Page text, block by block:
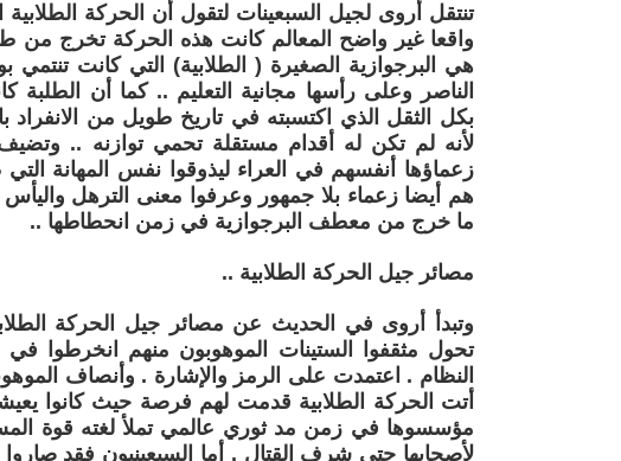
تنتقل أروى لجيل السبعينات لتقول أن الحركة الطلابية
واقعا غير واضح المعالم كانت هذه الحركة تخرج من
هي البرجوازية الصغيرة ( الطلابية) التي كانت تنتمي
الناصر وعلى رأسها مجانية التعليم .. كما أن الطلبة
بكل الثقل الذي اكتسبته في تاريخ طويل من الانفراد
لأنه لم تكن له أقدام مستقلة تحمي توازنه ..
زعماؤها أنفسهم في العراء ليذوقوا نفس المهانة
هم أيضا زعماء بلا جمهور وعرفوا معنى الترهل
ما خرج من معطف البرجوازية في زمن انحطاطها ..
مصائر جيل الحركة الطلابية ..
وتبدأ أروى في الحديث عن مصائر جيل الحركة
تحول مثقفوا الستينات الموهوبون منهم انخرطوا
النظام . اعتمدت على الرمز والإشارة . وأنصاف
أتت الحركة الطلابية قدمت لهم فرصة حيث كانوا
مؤسسوها في زمن مد ثوري عالمي تملأ لغته قوة
لأصحابها حتى شرف القتال . أما السبعينيون فقد